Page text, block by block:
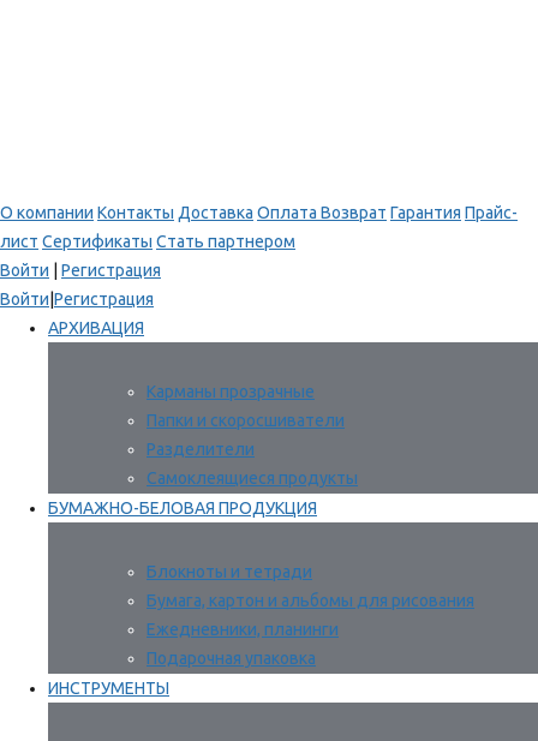
О компании Контакты Доставка Оплата Возврат Гарантия Прайс-
лист Сертификаты Стать партнером
Войти
Регистрация
Войти Регистрация
АРХИВАЦИЯ
Карманы прозрачные
Папки и скоросшиватели
Разделители
Самоклеящиеся продукты
БУМАЖНО-БЕЛОВАЯ ПРОДУКЦИЯ
Блокноты и тетради
Бумага, картон и альбомы для рисования
Ежедневники, планинги
Подарочная упаковка
ИНСТРУМЕНТЫ